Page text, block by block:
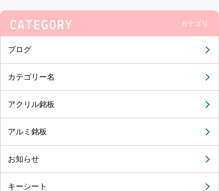
カテゴリ
ブログ
カテゴリー名
アクリル銘板
アルミ銘板
お知らせ
キーシート